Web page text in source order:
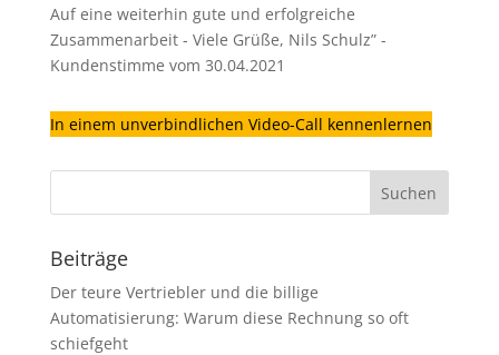
Auf eine weiterhin gute und erfolgreiche
Zusammenarbeit - Viele Grüße, Nils Schulz” -
Kundenstimme vom 30.04.2021
In einem unverbindlichen Video-Call kennenlernen
Beiträge
Der teure Vertriebler und die billige
Automatisierung: Warum diese Rechnung so oft
schiefgeht